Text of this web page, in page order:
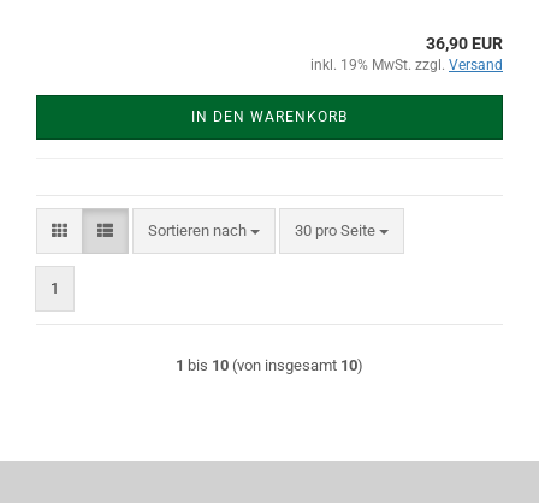
36,90 EUR
inkl. 19% MwSt. zzgl. Versand
IN DEN WARENKORB
Sortieren nach
Sortieren nach 30 pro Seite
pro Seite
1
1 bis 10 (von insgesamt 10)